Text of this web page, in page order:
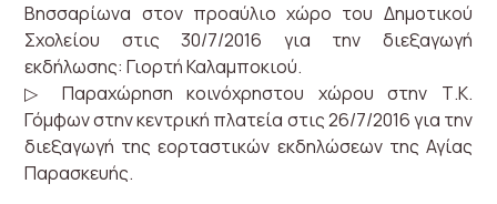
Βησσαρίωνα στον προαύλιο χώρο του Δημοτικού
Σχολείου στις 30/7/2016 για την διεξαγωγή
εκδήλωσης: Γιορτή Καλαμποκιού.
▷ Παραχώρηση κοινόχρηστου χώρου στην Τ.Κ.
Γόμφων στην κεντρική πλατεία στις 26/7/2016 για την
διεξαγωγή της εορταστικών εκδηλώσεων της Αγίας
Παρασκευής.